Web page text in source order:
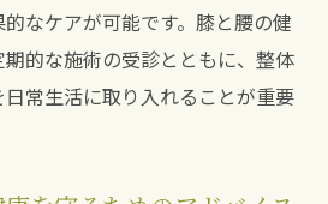
なケアが可能です。膝と腰の健
的な施術の受診とともに、整体
常生活に取り入れることが重要